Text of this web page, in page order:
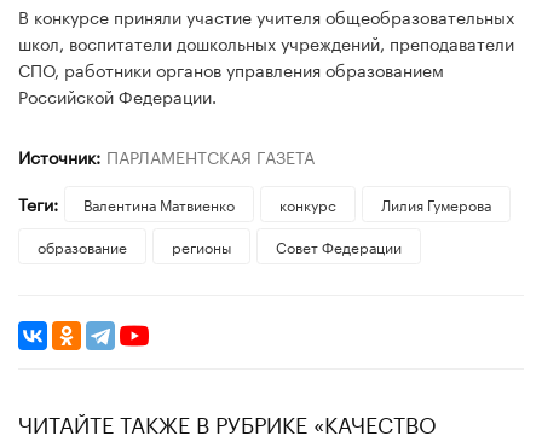
В конкурсе приняли участие учителя общеобразовательных
школ, воспитатели дошкольных учреждений, преподаватели
СПО, работники органов управления образованием
Российской Федерации.
Источник: ПАРЛАМЕНТСКАЯ ГАЗЕТА
Теги:
Валентина Матвиенко конкурс
Лилия Гумерова
образование
регионы Совет Федерации
ЧИТАЙТЕ ТАКЖЕ В РУБРИКЕ «КАЧЕСТВО